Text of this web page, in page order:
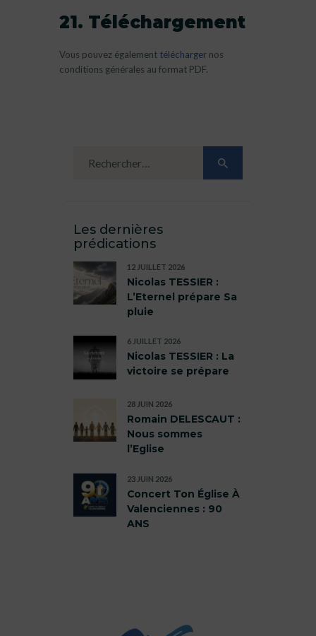
21. Téléchargement
Vous pouvez également télécharger nos
conditions générales au format PDF.
Les dernières
prédications
Nicolas TESSIER :
L’Eternel prépare Sa
pluie
12 JUILLET 2026
Nicolas TESSIER : La
victoire se prépare
6 JUILLET 2026
Romain DELESCAUT :
Nous sommes
l’Eglise
28 JUIN 2026
Concert Ton Église À
Valenciennes : 90
ANS
23 JUIN 2026